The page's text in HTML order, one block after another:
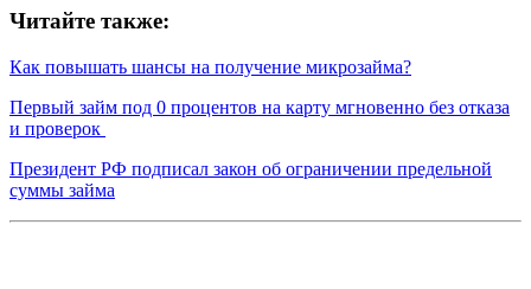
Читайте также:
Как повышать шансы на получение микрозайма?
Первый займ под 0 процентов на карту мгновенно без отказа
и проверок
Президент РФ подписал закон об ограничении предельной
суммы займа